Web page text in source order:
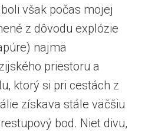
však počas mojej
z dôvodu explózie
najmä
priestoru a
ktorý si pri cestách z
získava stále väčšiu
bod. Niet divu,